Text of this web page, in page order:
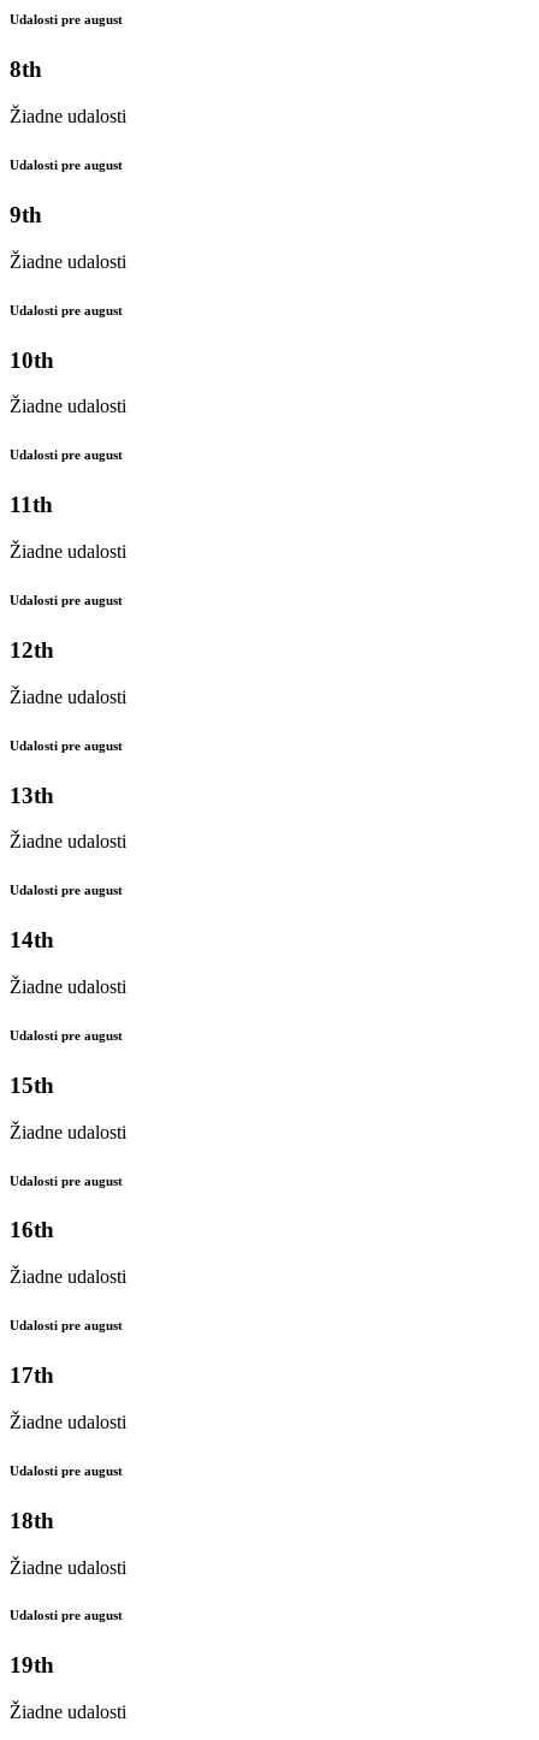
Udalosti pre august
8th
Žiadne udalosti
Udalosti pre august
9th
Žiadne udalosti
Udalosti pre august
10th
Žiadne udalosti
Udalosti pre august
11th
Žiadne udalosti
Udalosti pre august
12th
Žiadne udalosti
Udalosti pre august
13th
Žiadne udalosti
Udalosti pre august
14th
Žiadne udalosti
Udalosti pre august
15th
Žiadne udalosti
Udalosti pre august
16th
Žiadne udalosti
Udalosti pre august
17th
Žiadne udalosti
Udalosti pre august
18th
Žiadne udalosti
Udalosti pre august
19th
Žiadne udalosti